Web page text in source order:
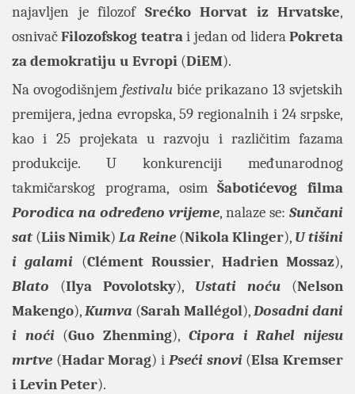
najavljen je filozof Srećko Horvat iz Hrvatske,
osnivačFilozofskog teatrai jedan od lideraPokreta
za demokratiju u Evropi (DiEM).
Na ovogodišnjem festivalubiće prikazano 13 svjetskih
premijera, jedna evropska, 59 regionalnih i 24 srpske,
kao i 25 projekata u razvoju i različitim fazama
produkcije. U konkurenciji međunarodnog
takmičarskog programa, osimŠabotićevog filma
Porodica na određeno vrijeme, nalaze se: Sunčani
sat (Liis Nimik) La Reine (Nikola Klinger), U tišini
i galami (Clément Roussier, Hadrien Mossaz),
Blato (Ilya Povolotsky), Ustati noću (Nelson
Makengo),Kumva (Sarah Mallégol),Dosadni dani
i noći (Guo Zhenming), Cipora i Rahel nijesu
mrtve (Hadar Morag) i Pseći snovi(Elsa Kremser
i Levin Peter).